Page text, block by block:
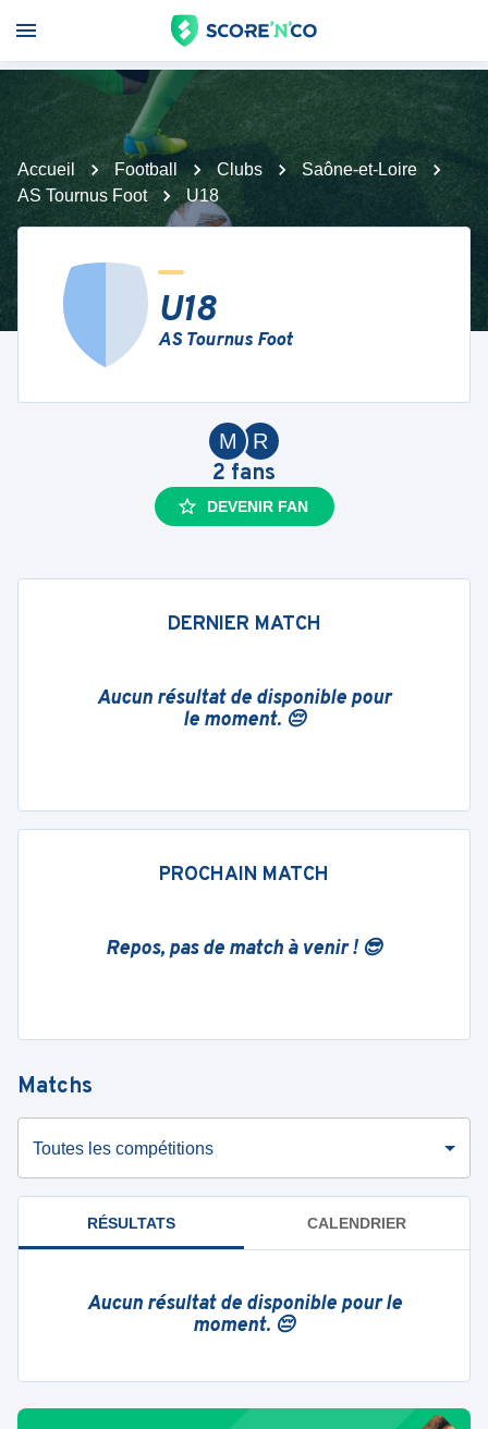
Accueil Football Clubs
Saône-et-Loire
AS Tournus Foot
U18
U18
AS Tournus Foot
R
M
2 fans
DEVENIR FAN
DERNIER MATCH
Aucun résultat de disponible pour
le moment. 😔
PROCHAIN MATCH
Repos, pas de match à venir ! 😎
Matchs
Toutes les compétitions
RÉSULTATS CALENDRIER
Aucun résultat de disponible pour le
moment. 😔